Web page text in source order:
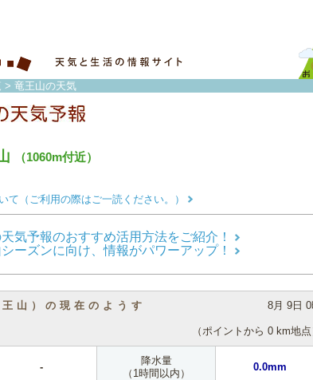
> 竜王山の天気
（1060m付近）
て（ご利用の際はご一読ください。）
気予報のおすすめ活用方法をご紹介！
ーズンに向け、情報がパワーアップ！
山）の現在のようす 8月 9日
（ポイントから 0 km地点
-
降水量
（1時間以内）
0.0mm